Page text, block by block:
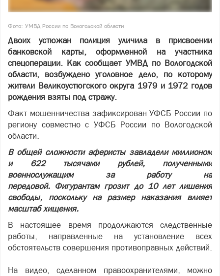
Фото: УМВД России по Вологодской области
Двоих устюжан полиция уличила в присвоении
банковской карты, оформленной на участника
спецоперации. Как сообщает УМВД по Вологодской
области, возбуждено уголовное дело, по которому
жители Великоустюгского округа 1979 и 1972 годов
рождения взяты под стражу.
Факт мошенничества зафиксирован УФСБ России по
региону совместно с УФСБ России по Вологодской
области.
В общей сложности аферисты завладели миллионом
и 622 тысячами рублей, полученными
военнослужащим за работу на
передовой. Фигурантам грозит до 10 лет лишения
свободы, поскольку на размер наказания влияет
масштаб хищения.
В настоящее время продолжаются следственные
работы, направленные на установление всех
обстоятельств совершения противоправных действий.
На видео, сделанном правоохранителями, можно